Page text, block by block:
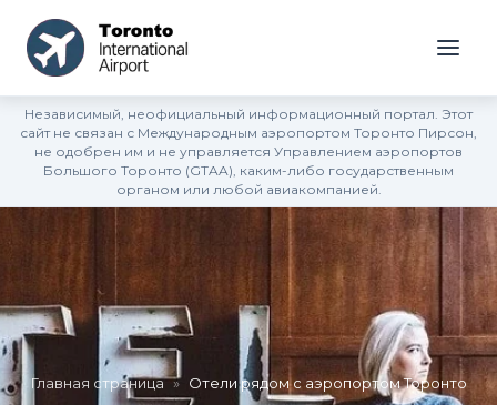
Независимый, неофициальный информационный портал. Этот
сайт не связан с Международным аэропортом Торонто Пирсон,
не одобрен им и не управляется Управлением аэропортов
Большого Торонто (GTAA), каким-либо государственным
органом или любой авиакомпанией.
Главная страница » Отели рядом с аэропортом Торонто